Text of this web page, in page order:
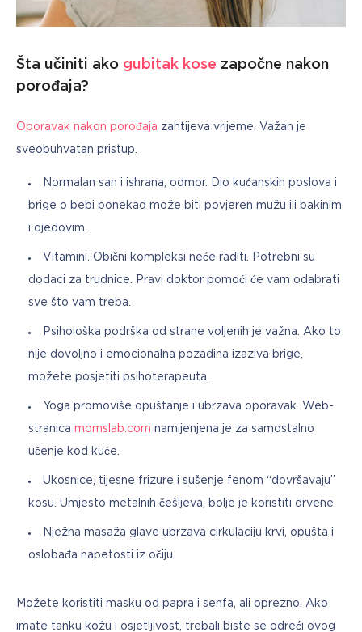
Šta učiniti ako gubitak kose započne nakon
porođaja?
Oporavak nakon porođaja zahtijeva vrijeme. Važan je
sveobuhvatan pristup.
Normalan san i ishrana, odmor. Dio kućanskih poslova i
brige o bebi ponekad može biti povjeren mužu ili bakinim
i djedovim.
Vitamini. Obični kompleksi neće raditi. Potrebni su
dodaci za trudnice. Pravi doktor pomoći će vam odabrati
sve što vam treba.
Psihološka podrška od strane voljenih je važna. Ako to
nije dovoljno i emocionalna pozadina izaziva brige,
možete posjetiti psihoterapeuta.
Yoga promoviše opuštanje i ubrzava oporavak. Web-
stranica momslab.com namijenjena je za samostalno
učenje kod kuće.
Ukosnice, tijesne frizure i sušenje fenom “dovršavaju”
kosu. Umjesto metalnih češljeva, bolje je koristiti drvene.
Nježna masaža glave ubrzava cirkulaciju krvi, opušta i
oslobađa napetosti iz očiju.
Možete koristiti masku od papra i senfa, ali oprezno. Ako
imate tanku kožu i osjetljivost, trebali biste se odreći ovog